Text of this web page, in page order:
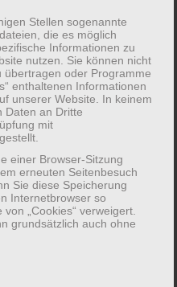
insgesamt
Stellen sogenannte
die es möglich
Informationen zu
nutzen. Sie können nicht
oder Programme
enthaltenen Informationen
unserer Website. In keinem
Daten an Dritte
mit
einer Browser-Sitzung
erneuten Seitenbesuch
Sie diese Speicherung
Internetbrowser so
„Cookies“ verweigert.
grundsätzlich auch ohne